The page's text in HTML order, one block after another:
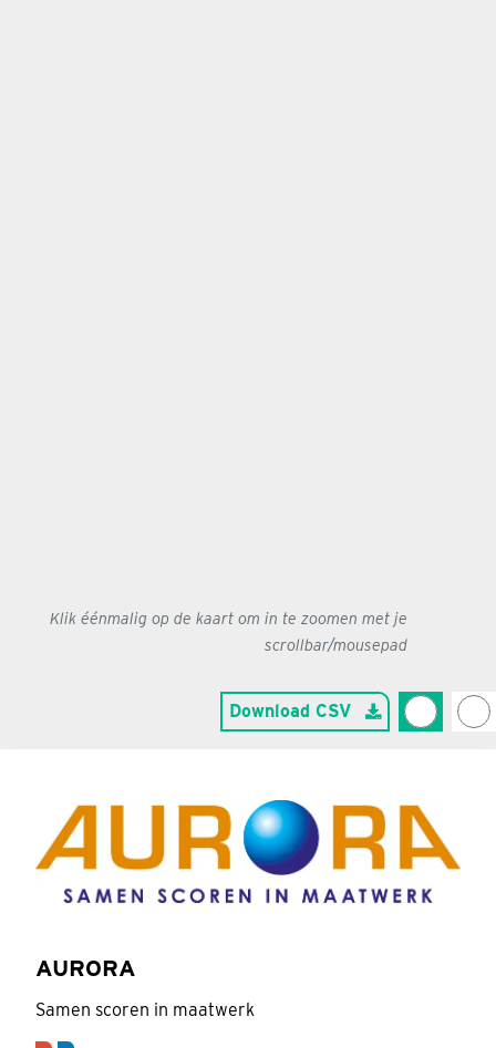
Klik éénmalig op de kaart om in te zoomen met je
scrollbar/mousepad
Download CSV
AURORA
Samen scoren in maatwerk